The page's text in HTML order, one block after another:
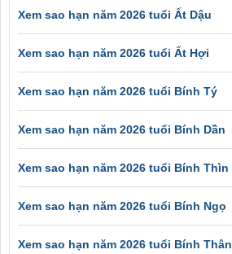
Xem sao hạn năm 2026 tuổi Ất Dậu
Xem sao hạn năm 2026 tuổi Ất Hợi
Xem sao hạn năm 2026 tuổi Bính Tý
Xem sao hạn năm 2026 tuổi Bính Dần
Xem sao hạn năm 2026 tuổi Bính Thìn
Xem sao hạn năm 2026 tuổi Bính Ngọ
Xem sao hạn năm 2026 tuổi Bính Thân